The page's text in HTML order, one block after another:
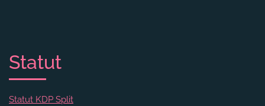
Statut
Statut KDP Split